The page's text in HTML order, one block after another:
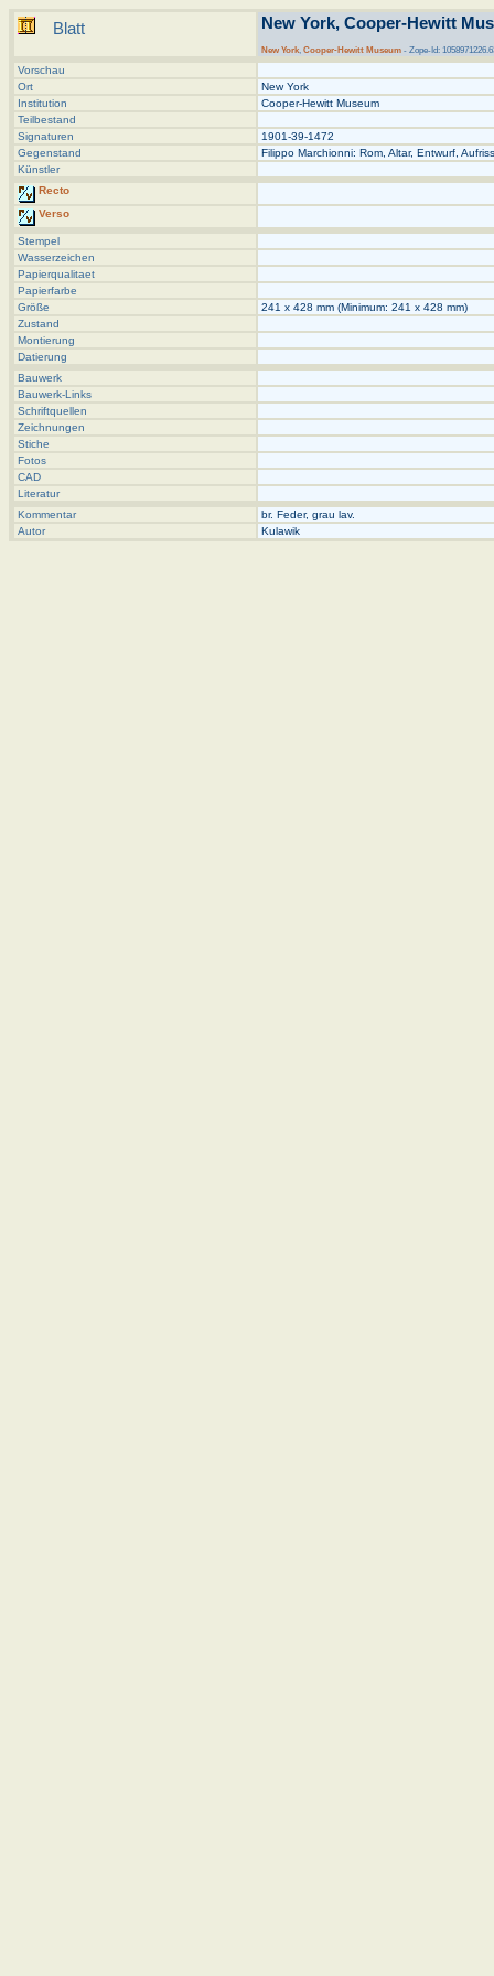
Blatt New York, Cooper-Hewitt
New York, Cooper-Hewitt Museum - Zope-Id:
Vorschau
Ort
New York
Institution
Cooper-Hewitt Museum
Teilbestand
Signaturen
1901-39-1472
Gegenstand
Filippo Marchionni: Rom, Altar, Entwurf, Aufriss
Künstler
Recto
Verso
Stempel
Wasserzeichen
Papierqualitaet
Papierfarbe
Größe
241 x 428 mm (Minimum: 241 x 428 mm)
Zustand
Montierung
Datierung
Bauwerk
Bauwerk-Links
Schriftquellen
Zeichnungen
Stiche
Fotos
CAD
Literatur
Kommentar
br. Feder, grau lav.
Autor
Kulawik